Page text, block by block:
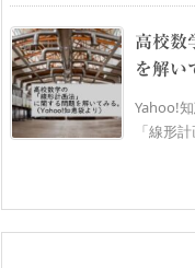
高校数
を解い
Yahoo!
「線形